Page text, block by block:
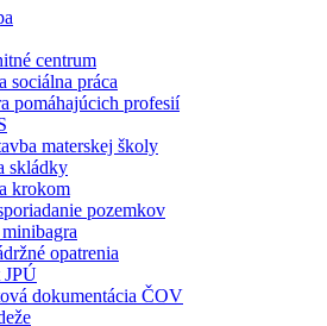
centrum
sociálna práca
pomáhajúcich profesií
materskej školy
skládky
krokom
pozemkov
opatrenia
JPÚ
dokumentácia ČOV